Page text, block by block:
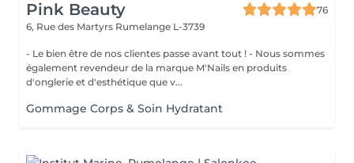
Pink Beauty
76
6, Rue des Martyrs Rumelange L-3739
- Le bien être de nos clientes passe avant tout ! - Nous sommes
également revendeur de la marque M'Nails en produits
d'onglerie et d'esthétique que v...
Gommage Corps & Soin Hydratant